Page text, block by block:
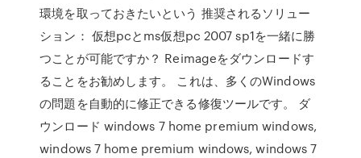
環境を取っておきたいという 推奨されるソリュー
ション： 仮想pcとms仮想pc 2007 sp1を一緒に勝
つことが可能ですか？ Reimageをダウンロードす
ることをお勧めします。 これは、多くのWindows
の問題を自動的に修正できる修復ツールです。 ダ
ウンロード windows 7 home premium windows,
windows 7 home premium windows, windows 7